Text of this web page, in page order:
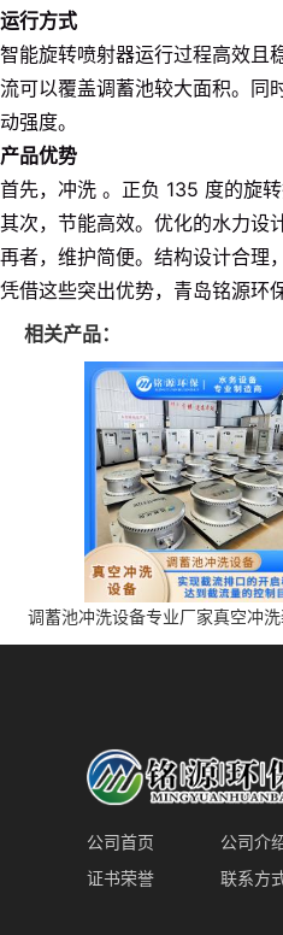
运行方式
智能旋转喷射器运行过程高效且
流可以覆盖调蓄池较大面积。同
动强度。
产品优势
首先，冲洗 。正负 135 度的旋
其次，节能高效。优化的水力设
再者，维护简便。结构设计合理
凭借这些突出优势，青岛铭源环
相关产品：
调蓄池冲洗设备专业厂家真空冲
铭源环保减少堵塞设备
公司首页 公司介
证书荣誉
联系方